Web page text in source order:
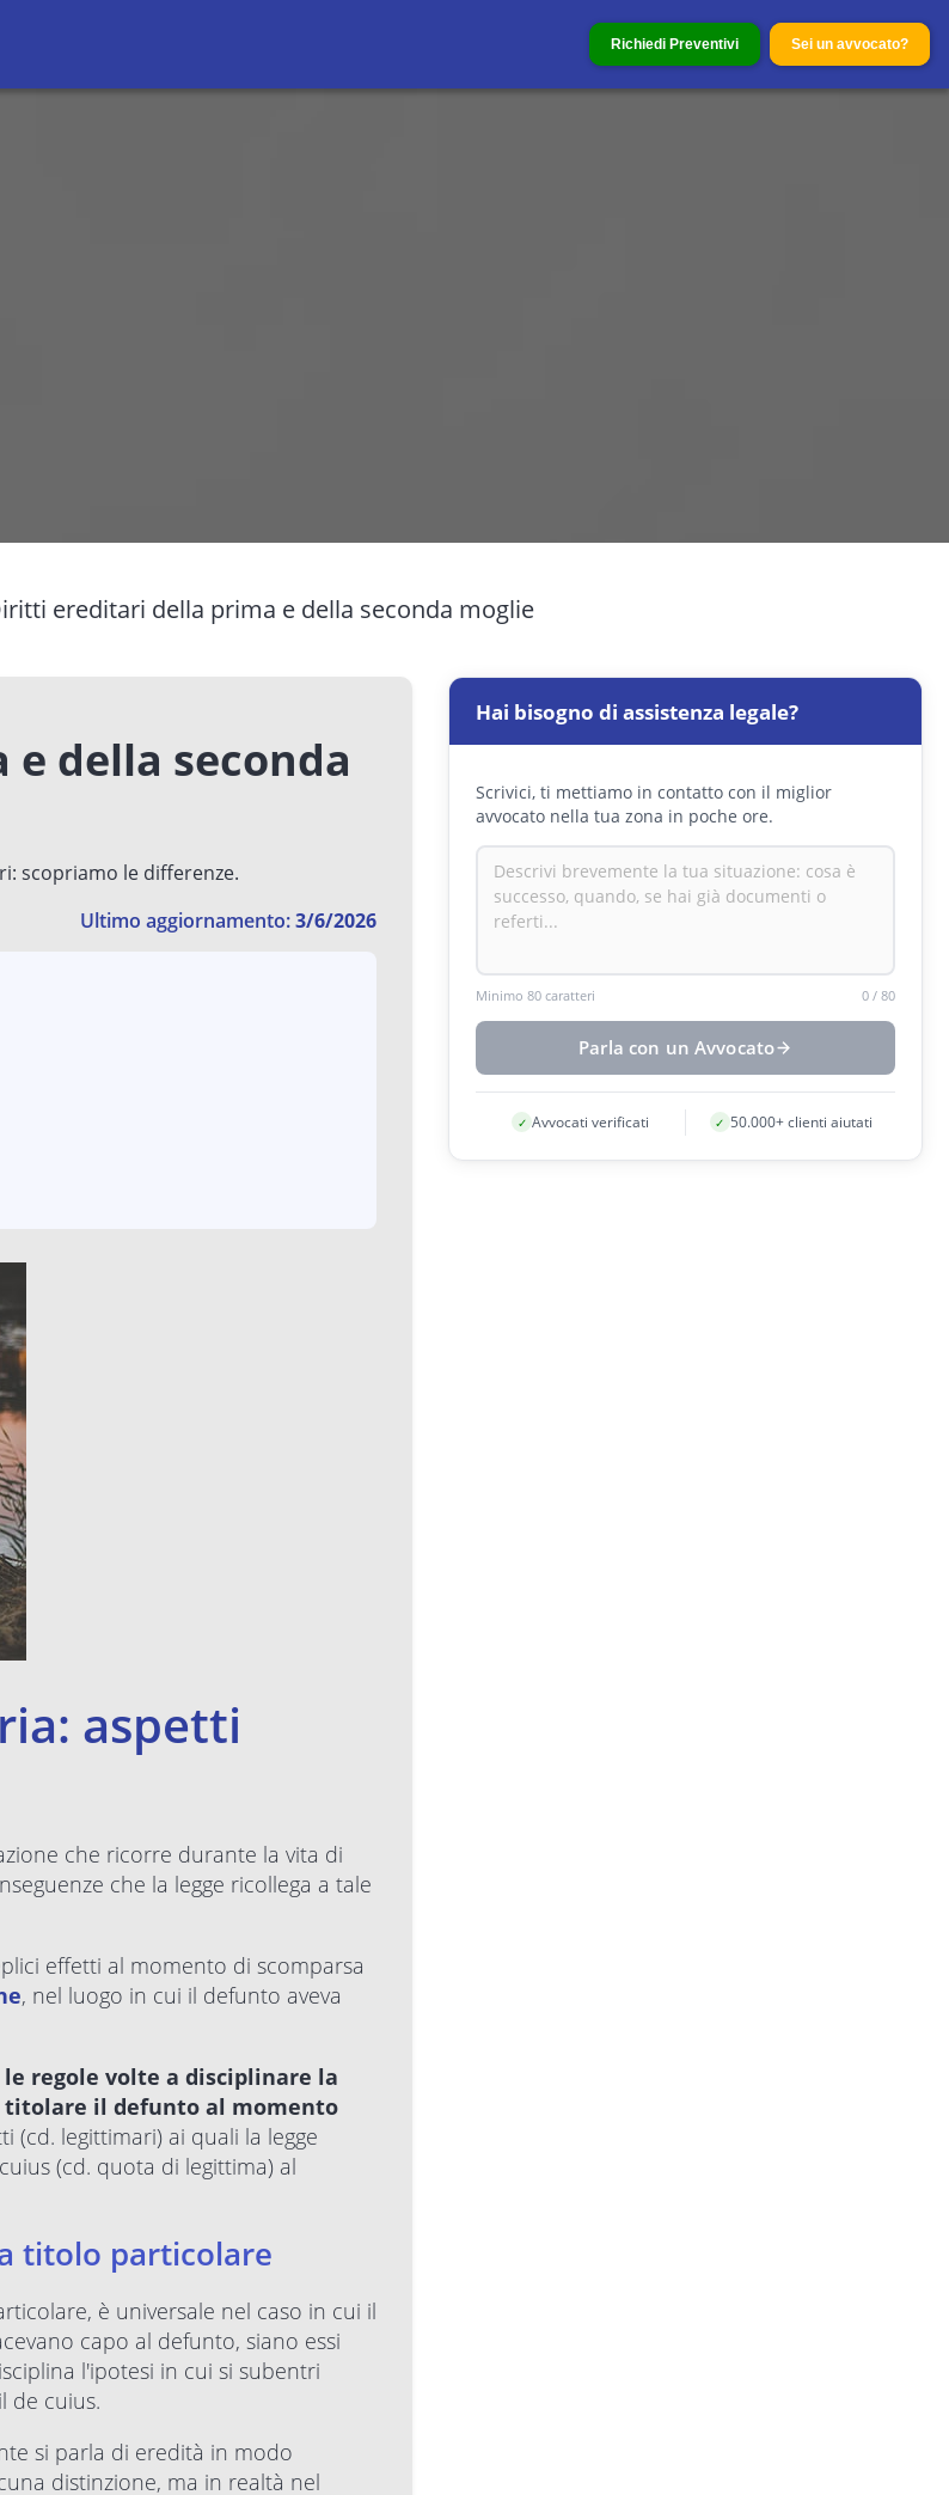
Richiedi Preventivi Sei un avvocato?
ereditari della prima e della seconda moglie
della seconda
scopriamo le differenze.
Ultimo aggiornamento:3/6/2026
aspetti
che ricorre durante la vita di
che la legge ricollega a tale
effetti al momento di scomparsa
, nel luogo in cui il defunto aveva
regole volte a disciplinare la
titolare il defunto al momento
(cd. legittimari) ai quali la legge
(cd. quota di legittima) al
titolo particolare
è universale nel caso in cui il
capo al defunto, siano essi
l'ipotesi in cui si subentri
de cuius.
si parla di eredità in modo
distinzione, ma in realtà nel
Hai bisogno di assistenza legale?
Scrivici, ti mettiamo in contatto con il miglior
avvocato nella tua zona in poche ore.
Minimo 80 caratteri 0/ 80
Parla con un Avvocato
✓ Avvocati verificati ✓ 50.000+ clienti aiutati